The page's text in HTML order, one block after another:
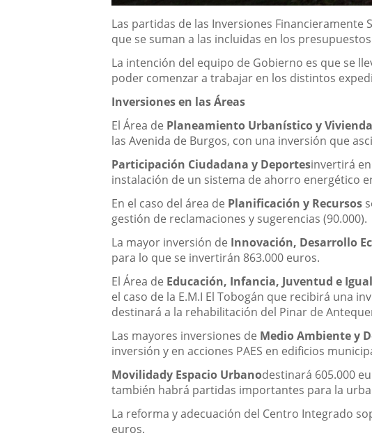
Descripción
Las partidas de las Inversiones
que se suman a las incluidas en los
La intención del equipo de Gobierno es que se
poder comenzar a trabajar en los distintos
Inversiones en las Áreas
El Área de Planeamiento Urbanístico y Vivienda
las Avenida de Burgos, con una inversión que
Participación Ciudadana y Deportesinvertirá
instalación de un sistema de ahorro energético
En el caso del área de Planificación y Recursos
gestión de reclamaciones y sugerencias (90.000).
La mayor inversión de Innovación, Desarrollo
para lo que se invertirán 863.000 euros.
El Área de Educación, Infancia, Juventud e
el caso de la E.M.I El Tobogán que recibirá una
destinará a la rehabilitación del Pinar de
Las mayores inversiones de Medio Ambiente y
inversión y en acciones PAES en edificios
Movilidady Espacio Urbanodestinará 605.000
también habrá partidas importantes para la
La reforma y adecuación del Centro Integrado
euros.